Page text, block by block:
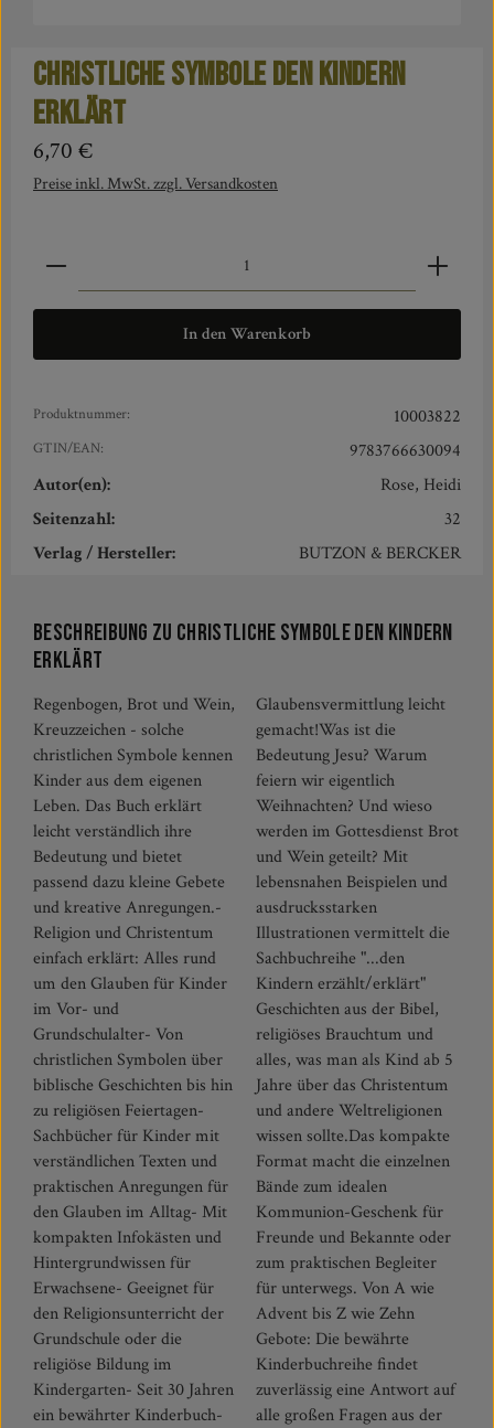
Christliche Symbole den Kindern
erklärt
Regulärer Preis:
6,70 €
Preise inkl. MwSt. zzgl. Versandkosten
Produkt Anzahl: Gib den gewünschten Wert ein oder
In den Warenkorb
Produktnummer: 10003822
GTIN/EAN:
9783766630094
Autor(en):
Rose, Heidi
Seitenzahl:
32
Verlag / Hersteller:
BUTZON & BERCKER
Beschreibung zu Christliche Symbole den Kindern
erklärt
Regenbogen, Brot und Wein,
Kreuzzeichen - solche
christlichen Symbole kennen
Kinder aus dem eigenen
Leben. Das Buch erklärt
leicht verständlich ihre
Bedeutung und bietet
passend dazu kleine Gebete
und kreative Anregungen.-
Religion und Christentum
einfach erklärt: Alles rund
um den Glauben für Kinder
im Vor- und
Grundschulalter- Von
christlichen Symbolen über
biblische Geschichten bis hin
zu religiösen Feiertagen-
Sachbücher für Kinder mit
verständlichen Texten und
praktischen Anregungen für
den Glauben im Alltag- Mit
kompakten Infokästen und
Hintergrundwissen für
Erwachsene- Geeignet für
den Religionsunterricht der
Grundschule oder die
religiöse Bildung im
Kindergarten- Seit 30 Jahren
ein bewährter Kinderbuch-
Glaubensvermittlung leicht
gemacht!Was ist die
Bedeutung Jesu? Warum
feiern wir eigentlich
Weihnachten? Und wieso
werden im Gottesdienst Brot
und Wein geteilt? Mit
lebensnahen Beispielen und
ausdrucksstarken
Illustrationen vermittelt die
Sachbuchreihe "...den
Kindern erzählt/erklärt"
Geschichten aus der Bibel,
religiöses Brauchtum und
alles, was man als Kind ab 5
Jahre über das Christentum
und andere Weltreligionen
wissen sollte.Das kompakte
Format macht die einzelnen
Bände zum idealen
Kommunion-Geschenk für
Freunde und Bekannte oder
zum praktischen Begleiter
für unterwegs. Von A wie
Advent bis Z wie Zehn
Gebote: Die bewährte
Kinderbuchreihe findet
zuverlässig eine Antwort auf
alle großen Fragen aus der